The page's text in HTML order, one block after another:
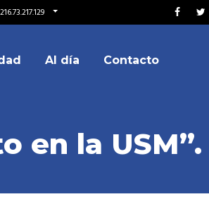
Al día Contacto
en la USM”.